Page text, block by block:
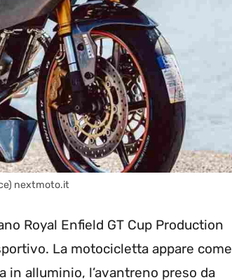
nextmoto.it
Royal Enfield GT Cup Production
La motocicletta appare come
in alluminio, l’avantreno preso da